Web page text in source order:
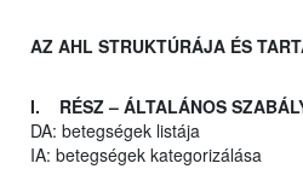
AZ AHL STRUKTÚRÁJA ÉS
I. RÉSZ – ÁLTALÁNOS
DA: betegségek listája
IA: betegségek kategorizálása